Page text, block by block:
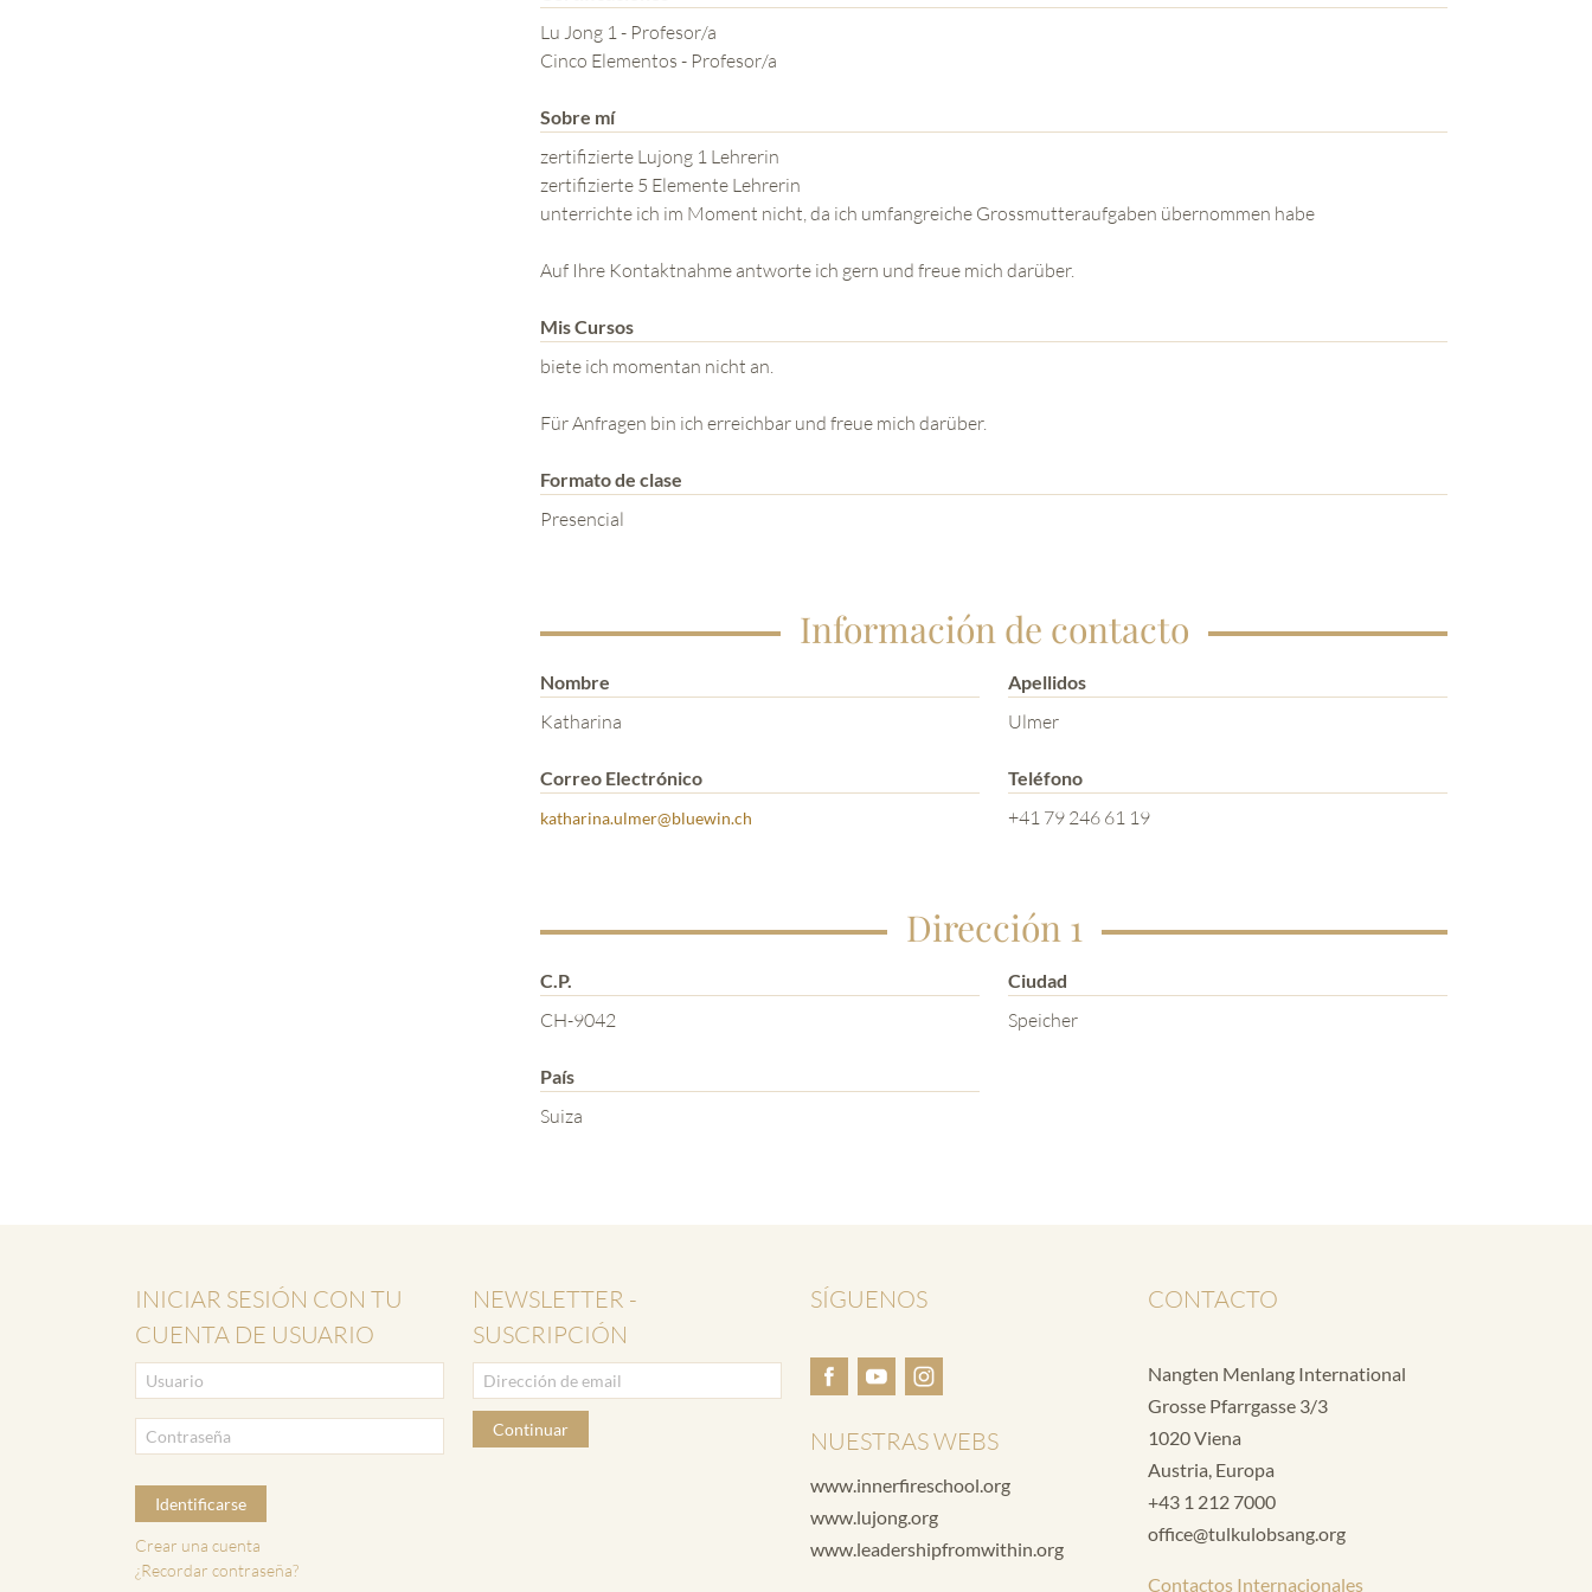
YOGA DEL GURU
SERIE EL PODER DE LA
Lu Jong 1 - Profesor/a
Cinco Elementos - Profesor/a
Sobre mí
zertifizierte Lujong 1 Lehrerin
zertifizierte 5 Elemente Lehrerin
unterrichte ich im Moment nicht, da ich umfangreiche Grossmutteraufgaben übernommen habe
Auf Ihre Kontaktnahme antworte ich gern und freue mich darüber.
Mis Cursos
biete ich momentan nicht an.
Für Anfragen bin ich erreichbar und freue mich darüber.
Formato de clase
Presencial
Información de contacto
Nombre
Katharina
Apellidos
Ulmer
Correo Electrónico
katharina.ulmer@bluewin.ch
Teléfono
+41 79 246 61 19
Dirección 1
C.P.
CH-9042
Ciudad
Speicher
País
Suiza
INICIAR SESIÓN CON TU
CUENTA DE USUARIO
Identificarse
Crear una cuenta
¿Recordar contraseña?
NEWSLETTER -
SUSCRIPCIÓN
Continuar
SÍGUENOS
NUESTRAS WEBS
www.innerfireschool.org
www.lujong.org
www.leadershipfromwithin.org
CONTACTO
Nangten Menlang International
Grosse Pfarrgasse 3/3
1020 Viena
Austria, Europa
+43 1 212 7000
office@tulkulobsang.org
Contactos Internacionales